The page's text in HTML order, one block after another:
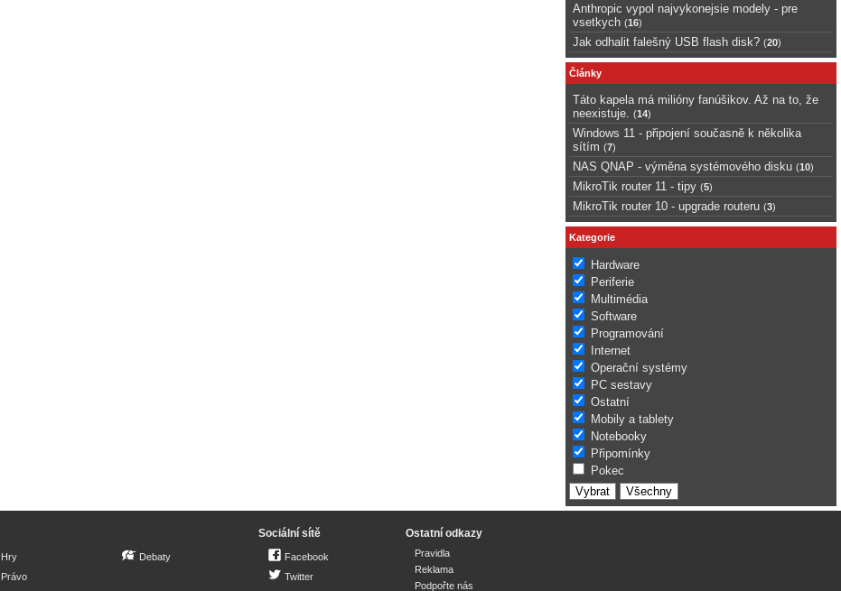
Anthropic vypol najvykonejsie modely - pre
vsetkych (16)
Jak odhalit falešný USB flash disk? (20)
Články
Táto kapela má milióny fanúšikov. Až na to, že
neexistuje.
(14)
Windows 11 - připojení současně k několika
sítím (7)
NAS QNAP - výměna systémového disku (10)
MikroTik router 11 - tipy (5)
MikroTik router 10 - upgrade routeru (3)
Kategorie
Hardware
Periferie
Multimédia
Software
Programování
Internet
Operační systémy
PC sestavy
Ostatní
Mobily a tablety
Notebooky
Připomínky
Pokec
Hry
Právo
Debaty
Sociální sítě
Facebook
Twitter
Ostatní odkazy
Pravidla
Reklama
Podpořte nás